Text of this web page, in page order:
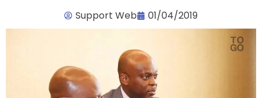
Support Web 01/04/2019